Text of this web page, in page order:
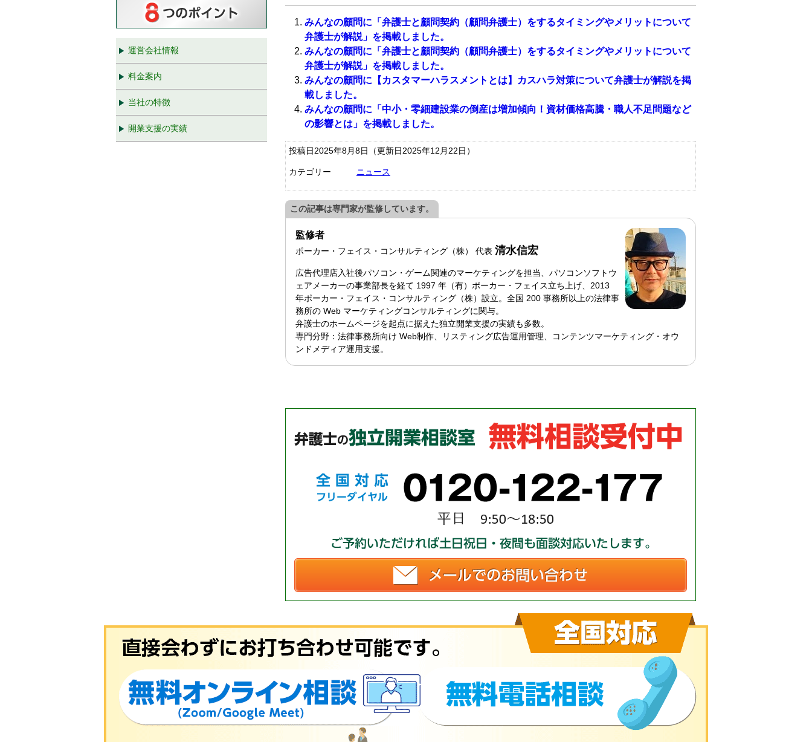
みんなの顧問に「弁護士と顧問契約（顧問弁護士）をするタイミングやメリットについて
弁護士が解説」を掲載しました。
みんなの顧問に「弁護士と顧問契約（顧問弁護士）をするタイミングやメリットについて
弁護士が解説」を掲載しました。
みんなの顧問に【カスタマーハラスメントとは】カスハラ対策について弁護士が解説を掲
載しました。
みんなの顧問に「中小・零細建設業の倒産は増加傾向！資材価格高騰・職人不足問題など
の影響とは」を掲載しました。
投稿日2025年8月8日 （更新日2025年12月22日）
カテゴリー ニュース
この記事は専門家が監修しています。
監修者
ポーカー・フェイス・コンサルティング（株） 代表 清水信宏
広告代理店入社後パソコン・ゲーム関連のマーケティングを担当、パソコンソフトウ
ェアメーカーの事業部長を経て 1997 年（有）ポーカー・フェイス立ち上げ、2013
年ポーカー・フェイス・コンサルティング（株）設立。全国 200 事務所以上の法律事
務所の Web マーケティングコンサルティングに関与。
弁護士のホームページを起点に据えた独立開業支援の実績も多数。
専門分野：法律事務所向け Web制作、リスティング広告運用管理、コンテンツマーケティング・オウ
ンドメディア運用支援。
運営会社情報
料金案内
当社の特徴
開業支援の実績